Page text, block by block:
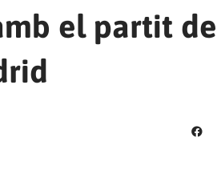
el partit